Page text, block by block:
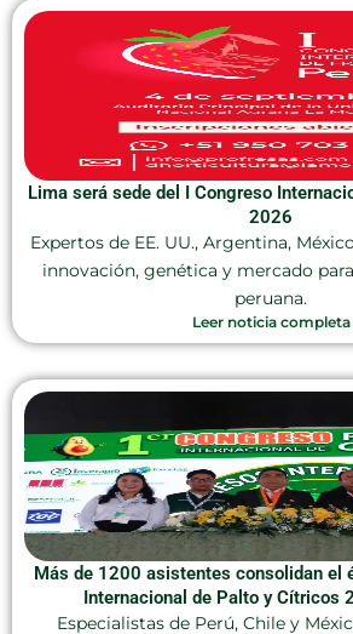
Lima será sede del I Congreso
2026
Expertos de EE. UU., Argentina,
innovación, genética y mercado
peruana.
Leer noticia completa
Más de 1200 asistentes consolidan el
Internacional de Palto y Cítricos
Especialistas de Perú, Chile y